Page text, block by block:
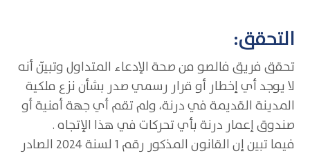
التحقق:
تحقق فريق فالصو من صحة الإدعاء المتداول وتبيّن أنه
لا يوجد أي إخطار أو قرار رسمي صدر بشأن نزع ملكية
المدينة القديمة في درنة، ولم تقم أي جهة أمنية أو
صندوق إعمار درنة بأي تحركات في هذا الإتجاه .
فيما تبين إن القانون المذكور رقم 1 لسنة 2024 الصادر